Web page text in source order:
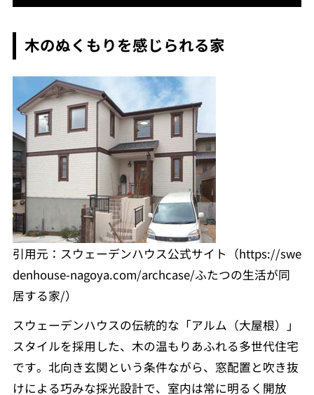
木のぬくもりを感じられる家
引用元：スウェーデンハウス公式サイト（https://swe
denhouse-nagoya.com/archcase/ふたつの生活が同
居する家/）
スウェーデンハウスの伝統的な「アルム（大屋根）」
スタイルを採用した、木の温もりあふれる多世代住宅
です。北向き玄関という条件ながら、窓配置と吹き抜
けによる巧みな採光設計で、室内は常に明るく開放